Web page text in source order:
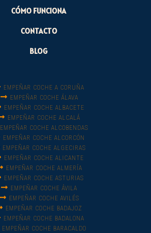
CÓMO FUNCIONA
CONTACTO
BLOG
EMPEÑAR COCHE A CORUÑA
EMPEÑAR COCHE ÁLAVA
EMPEÑAR COCHE ALBACETE
EMPEÑAR COCHE ALCALÁ
EMPEÑAR COCHE ALCOBENDAS
EMPEÑAR COCHE ALCORCÓN
EMPEÑAR COCHE ALGECIRAS
EMPEÑAR COCHE ALICANTE
EMPEÑAR COCHE ALMERÍA
EMPEÑAR COCHE ASTURIAS
EMPEÑAR COCHE ÁVILA
EMPEÑAR COCHE AVILÉS
EMPEÑAR COCHE BADAJOZ
EMPEÑAR COCHE BADALONA
EMPEÑAR COCHE BARACALDO